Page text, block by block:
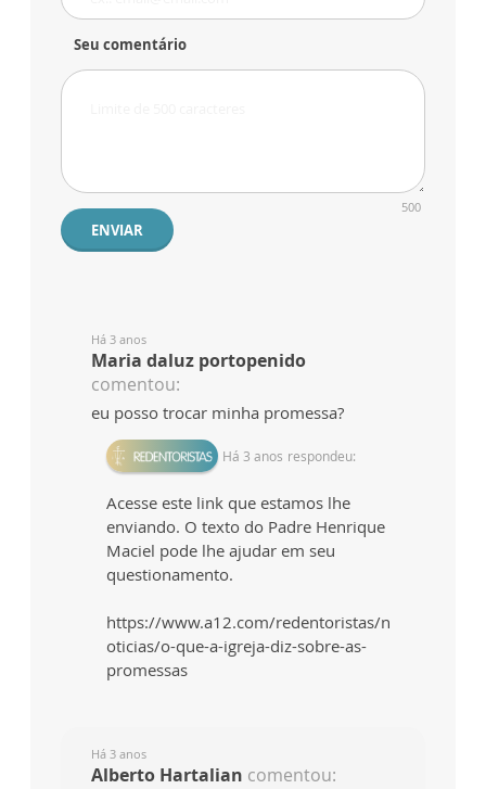
Seu comentário
500
ENVIAR
Há 3 anos
Maria daluz portopenido
comentou:
eu posso trocar minha promessa?
Há 3 anos respondeu:
Acesse este link que estamos lhe
enviando. O texto do Padre Henrique
Maciel pode lhe ajudar em seu
questionamento.
https://www.a12.com/redentoristas/n
oticias/o-que-a-igreja-diz-sobre-as-
promessas
Há 3 anos
Alberto Hartalian comentou: